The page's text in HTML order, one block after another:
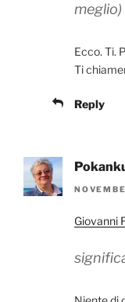
Ecco. Ti.
Ti
Reply
Giovanni